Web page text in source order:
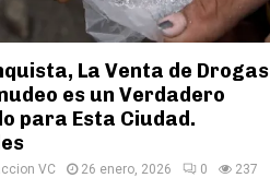
La Venta de Drogas
es un Verdadero
para Esta Ciudad.
VC 26 enero, 2026 0 237